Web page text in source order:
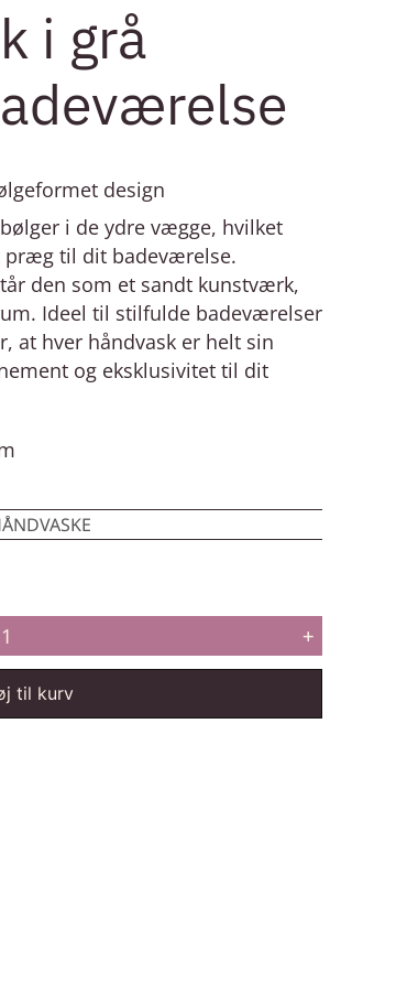
i grå
design
i de ydre vægge, hvilket
præg til dit badeværelse.
den som et sandt kunstværk,
Ideel til stilfulde badeværelser
at hver håndvask er helt sin
og eksklusivitet til dit
+
til kurv